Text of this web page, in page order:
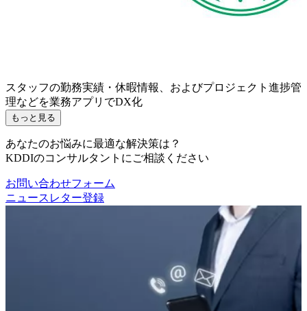
スタッフの勤務実績・休暇情報、およびプロジェクト進捗管
理などを業務アプリでDX化
もっと見る
あなたのお悩みに最適な解決策は？
KDDIのコンサルタントにご相談ください
お問い合わせフォーム
ニュースレター登録